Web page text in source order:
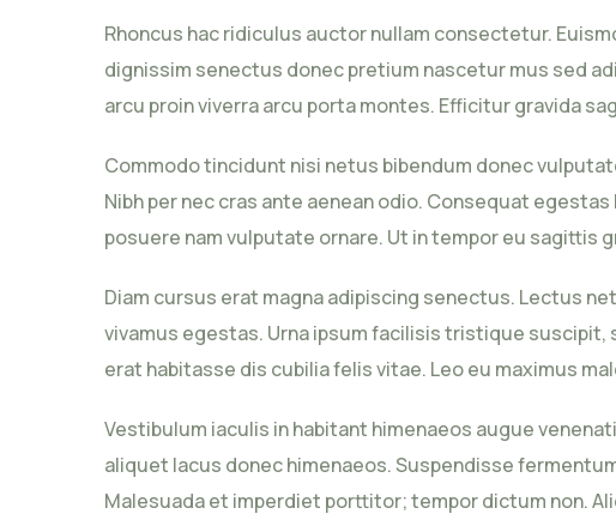
Rhoncus hac ridiculus auctor nullam consectetur.
dignissim senectus donec pretium nascetur mus sed
arcu proin viverra arcu porta montes. Efficitur gravida
Commodo tincidunt nisi netus bibendum donec
Nibh per nec cras ante aenean odio. Consequat
posuere nam vulputate ornare. Ut in tempor eu sagittis
Diam cursus erat magna adipiscing senectus. Lectus
vivamus egestas. Urna ipsum facilisis tristique
erat habitasse dis cubilia felis vitae. Leo eu maximus
Vestibulum iaculis in habitant himenaeos augue
aliquet lacus donec himenaeos. Suspendisse
Malesuada et imperdiet porttitor; tempor dictum non.